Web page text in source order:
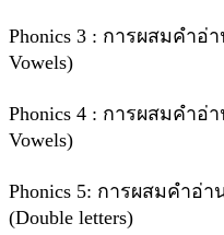
Phonics 3 : การผสมคำอ่
Vowels)
Phonics 4 : การผสมคำอ่
Vowels)
Phonics 5: การผสมคำอ่
(Double letters)